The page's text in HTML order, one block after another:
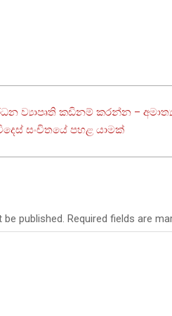
ව්‍යාපෘති කඩිනම් කරන්න –
සංචිතයේ පහළ යාමක්
published. Required fields are